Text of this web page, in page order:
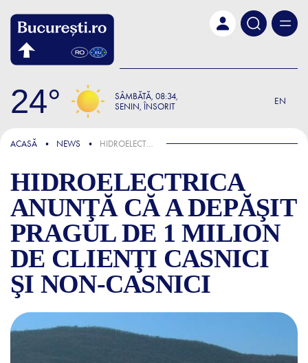
24 SÂMBĂTĂ 08:34
SENIN, ÎNSORIT
EN
ȘTIRI
ACASĂ NEWS HIDROELECTRICA ANUNŢĂ CĂ A DEPĂŞIT PRAGUL DE 1 MILION DE CLIENŢI CASNICI ŞI NON-CASNICI
HIDROELECTRICA
ANUNŢĂ CĂ A DEPĂŞIT
PRAGUL DE 1 MILION
DE CLIENŢI CASNICI
ŞI NON-CASNICI
HIDROELECTRICA ANUNŢĂ